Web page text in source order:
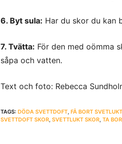
6. Byt sula: Har du skor du kan
7. Tvätta: För den med oömma
såpa och vatten.
Text och foto: Rebecca
TAGS: DÖDA SVETTDOFT FÅ BORT SVETLUKT
SVETTDOFT SKOR SVETTLUKT SKOR TA